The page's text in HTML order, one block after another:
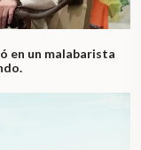
en un malabarista